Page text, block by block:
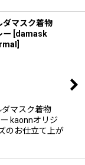
ダマスク着物
ー damask
マスク着物
kaonnオリジ
のお仕立て上が